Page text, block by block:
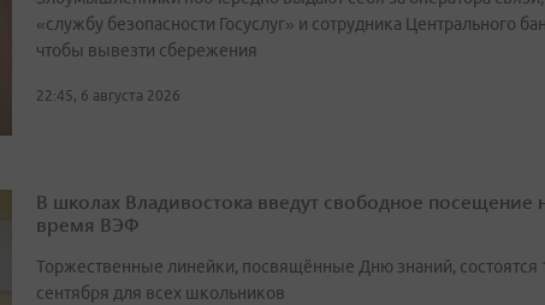
«службу безопасности Госуслуг» и сотрудника Центрального
чтобы вывезти сбережения
22:45, 6 августа 2026
В школах Владивостока введут свободное посещение
время ВЭФ
Торжественные линейки, посвящённые Дню знаний, состоятся
сентября для всех школьников